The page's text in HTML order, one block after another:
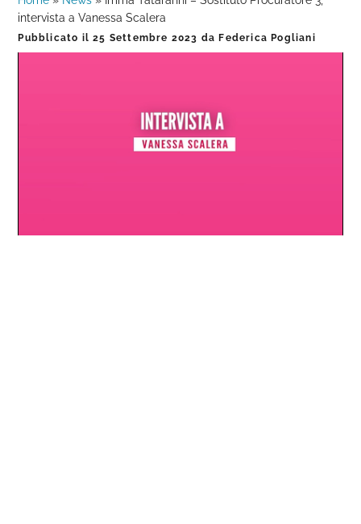
intervista a Vanessa Scalera
Pubblicato il25 Settembre 2023 da Federica Pogliani
0%
0%